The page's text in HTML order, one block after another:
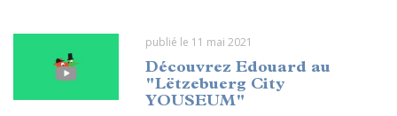
publié le 11 mai 2021
Découvrez Edouard au
"Lëtzebuerg City
YOUSEUM"